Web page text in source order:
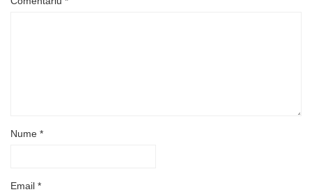
Nume *
Email *